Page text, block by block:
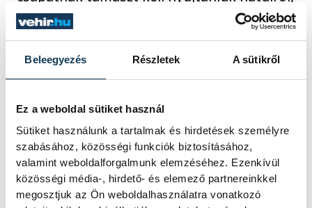
Beleegyezés Részletek A sütikről
Ez a weboldal sütiket használ
Sütiket használunk a tartalmak és hirdetések személyre
szabásához, közösségi funkciók biztosításához,
valamint weboldalforgalmunk elemzéséhez. Ezenkívül
közösségi média-, hirdető- és elemező partnereinkkel
megosztjuk az Ön weboldalhasználatra vonatkozó
amire alapozva a társak önbizalmat tudnak
szerezni és ezt aztán kamatoztathatják
támadásban.
Az EHF weboldala kiemelte: a PSG 2013 óta
először nem jutott be a BL
negyeddöntőjébe. A sorozat góllövőlistáját
a szegedi Mario Sostaric vezeti, aki hétszer
vette be a francia gárda kapuját.